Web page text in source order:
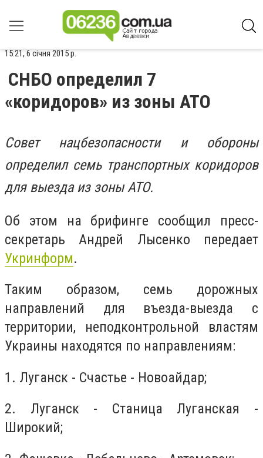
15:21, 6 січня 2015 р.
СНБО определил 7
«коридоров» из зоны АТО
Совет нацбезопасности и обороны
определил семь транспортных коридоров
для выезда из зоны АТО.
Об этом на брифинге сообщил пресс-
секретарь Андрей Лысенко передает
Укринформ.
Таким образом, семь дорожных
направлений для въезда-выезда c
территории, неподконтрольной властям
Украины находятся по направлениям:
1. Луганск - Счастье - Новоайдар;
2. Луганск - Станица Луганская -
Широкий;